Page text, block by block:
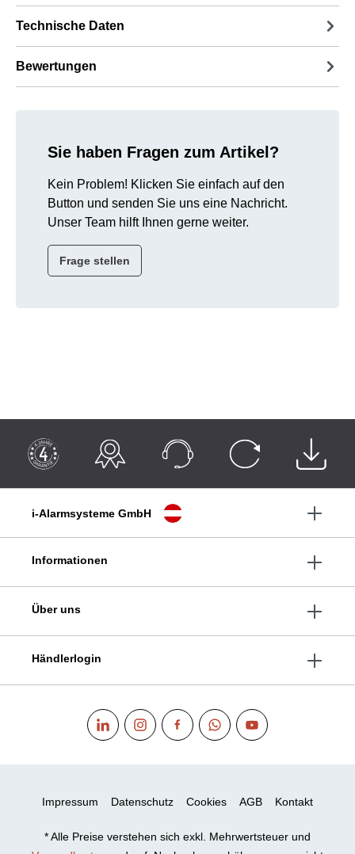
Technische Daten
Bewertungen
Sie haben Fragen zum Artikel?
Kein Problem! Klicken Sie einfach auf den
Button und senden Sie uns eine Nachricht.
Unser Team hilft Ihnen gerne weiter.
Frage stellen
i-Alarmsysteme GmbH
Informationen
Über uns
Händlerlogin
Impressum Datenschutz Cookies AGB Kontakt
* Alle Preise verstehen sich exkl. Mehrwertsteuer und